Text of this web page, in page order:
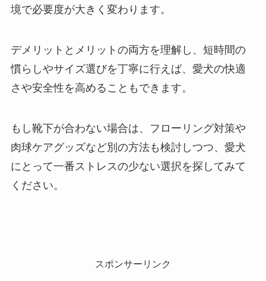
境で必要度が大きく変わります。
デメリットとメリットの両方を理解し、短時間の
慣らしやサイズ選びを丁寧に行えば、愛犬の快適
さや安全性を高めることもできます。
もし靴下が合わない場合は、フローリング対策や
肉球ケアグッズなど別の方法も検討しつつ、愛犬
にとって一番ストレスの少ない選択を探してみて
ください。
スポンサーリンク